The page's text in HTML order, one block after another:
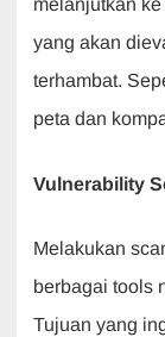
melanjutkan
yang akan
terhambat.
peta dan
Vulnerability
Melakukan
berbagai tools
Tujuan yang